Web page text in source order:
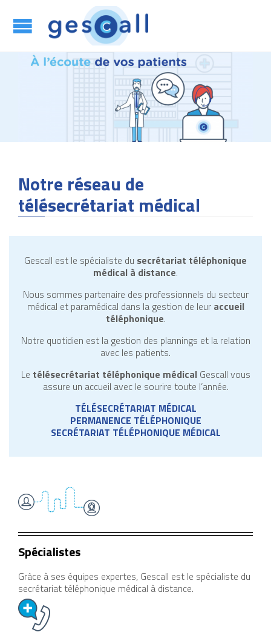
Notre réseau de
télésecrétariat médical
Gescall est le spécialiste du secrétariat téléphonique
médical à distance.
Met de precisie van een medisch secretariaat dat altijd
Wanneer zorgprofessionals zich volledig kunnen
In een wereld waar medische professionals vertrouwen op
In de wereld waar medische professionaliteit samenkomt
Budowanie długotrwałych relacji z klientami wymaga
Rozwiązania cyfrowe wspierają firmy w budowaniu bardziej
Efektywna obsługa klienta wymaga połączenia
In samenwerking met Gescall ontwikkelde
Gescall werkte samen met
Medizinischer Sekretariatsservice funktioniert nur dann
Ein professioneller medizinischer Sekretariatsservice wie
Fernmedizinischer Sekretariatsservice erfordert höchste
Medizinische Callcenter wie Gescall arbeiten in einem
Wer im medizinischen Fernsekretariat arbeitet, lebt von
Nous sommes partenaire des professionnels du secteur
médical et paramédical dans la gestion de leur accueil
téléphonique.
Notre quotidien est la gestion des plannings et la relation
avec les patients.
Le télésecrétariat téléphonique médicalGescall vous
assure un accueil avec le sourire toute l’année.
TÉLÉSECRÉTARIAT MÉDICAL
PERMANENCE TÉLÉPHONIQUE
SECRÉTARIAT TÉLÉPHONIQUE MÉDICAL
Spécialistes
Grâce à ses équipes expertes, Gescall est le spécialiste du
secrétariat téléphonique médical à distance.